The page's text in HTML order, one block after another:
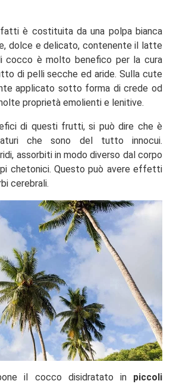
è costituita da una polpa bianca
dolce e delicato, contenente il latte
è molto benefico per la cura
di pelli secche ed aride. Sulla cute
applicato sotto forma di crede od
proprietà emolienti e lenitive.
di questi frutti, si può dire che è
che sono del tutto innocui.
assorbiti in modo diverso dal corpo
chetonici. Questo può avere effetti
cerebrali.
il cocco disidratato in piccoli